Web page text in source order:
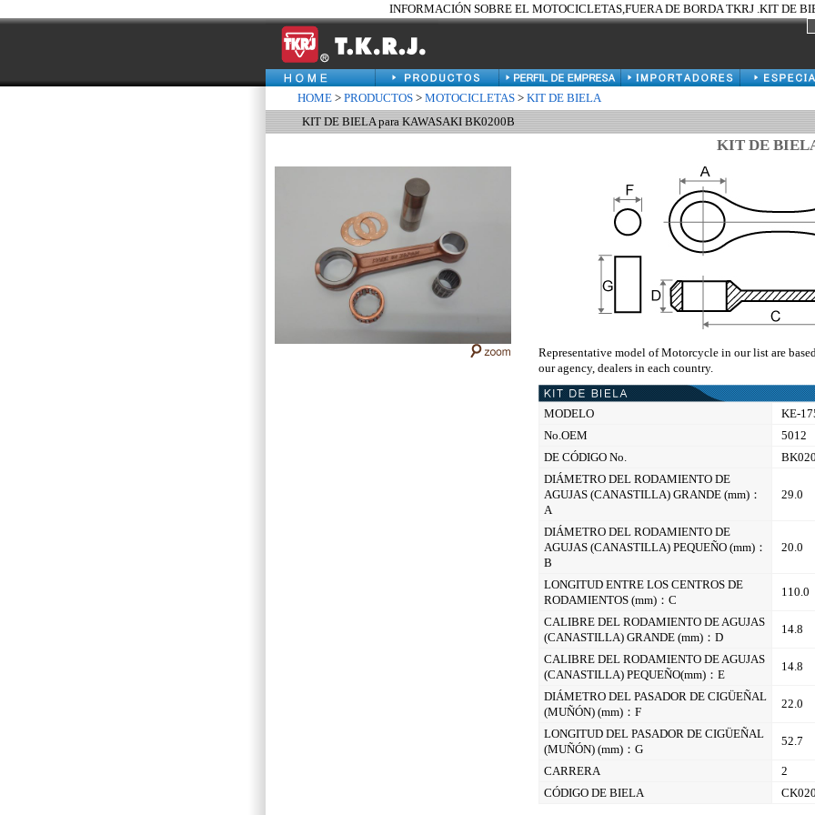
INFORMACIÓN SOBRE EL MOTOCICLETAS,FUERA DE BORDA TKRJ .KIT DE
HOME > PRODUCTOS > MOTOCICLETAS > KIT DE BIELA
KIT DE BIELA para KAWASAKI BK0200B
KIT DE
Representative model of Motorcycle in our list are
our agency, dealers in each country.
MODELO
KE-
No.OEM
5012
DE CÓDIGO No.
DIÁMETRO DEL RODAMIENTO DE
AGUJAS (CANASTILLA) GRANDE (mm)：
A
29.0
DIÁMETRO DEL RODAMIENTO DE
AGUJAS (CANASTILLA) PEQUEÑO (mm)：
B
20.0
LONGITUD ENTRE LOS CENTROS DE
RODAMIENTOS (mm)：C
110.0
CALIBRE DEL RODAMIENTO DE AGUJAS
(CANASTILLA) GRANDE (mm)：D
14.8
CALIBRE DEL RODAMIENTO DE AGUJAS
(CANASTILLA) PEQUEÑO(mm)：E
14.8
DIÁMETRO DEL PASADOR DE CIGÜEÑAL
(MUÑÓN) (mm)：F
22.0
LONGITUD DEL PASADOR DE CIGÜEÑAL
(MUÑÓN) (mm)：G
52.7
CARRERA
2
CÓDIGO DE BIELA